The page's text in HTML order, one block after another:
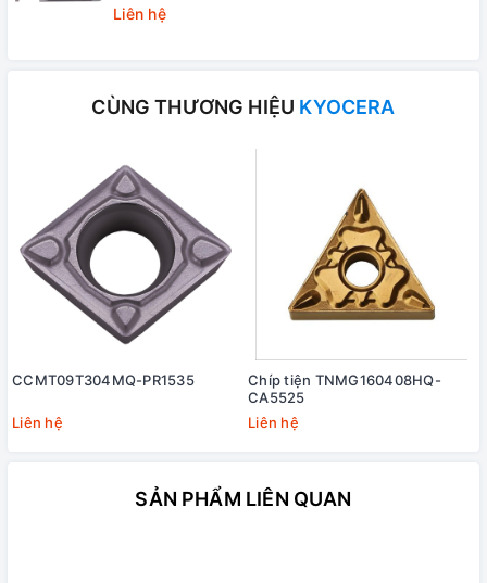
Liên hệ
CÙNG THƯƠNG HIỆU KYOCERA
CCMT09T304MQ-PR1535
Liên hệ
Chíp tiện TNMG160408HQ-
CA5525
Liên hệ
SẢN PHẨM LIÊN QUAN